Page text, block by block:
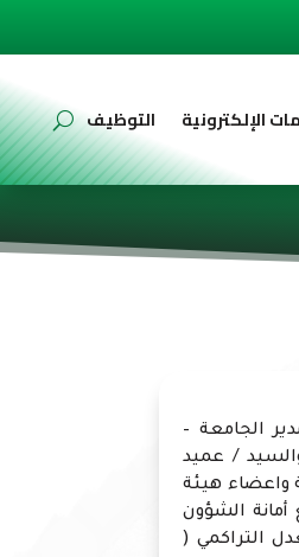
الإلكترونية التوظيف
الجامعة –
/ عميد
واعضاء هيئة
الشؤون
التراكمي (